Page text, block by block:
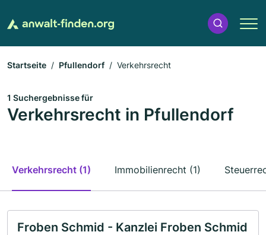
Startseite Pfullendorf Verkehrsrecht
1 Suchergebnisse für
Verkehrsrecht in Pfullendorf
Verkehrsrecht (1) Immobilienrecht (1)
Froben Schmid - Kanzlei Froben Schmid